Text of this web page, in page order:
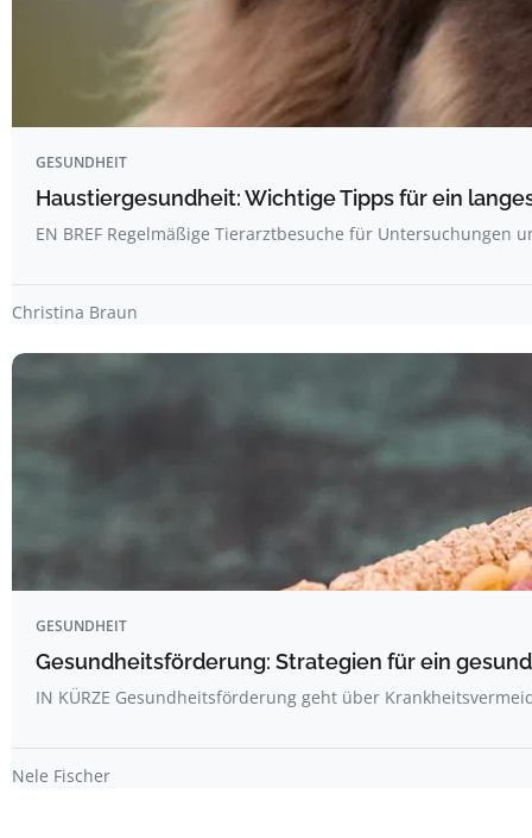
GESUNDHEIT
Haustiergesundheit: Wichtige Tipps für ein
EN BREF Regelmäßige Tierarztbesuche für Untersuchungen
Christina Braun
GESUNDHEIT
Gesundheitsförderung: Strategien für ein
IN KÜRZE Gesundheitsförderung geht über
Nele Fischer